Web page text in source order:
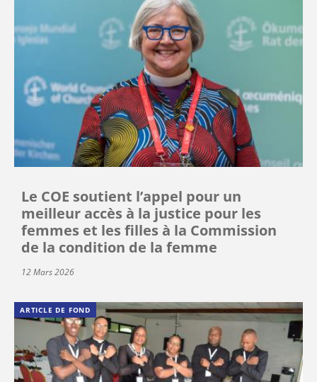
Le COE soutient l’appel pour un
meilleur accès à la justice pour les
femmes et les filles à la Commission
de la condition de la femme
12 Mars 2026
ARTICLE DE FOND